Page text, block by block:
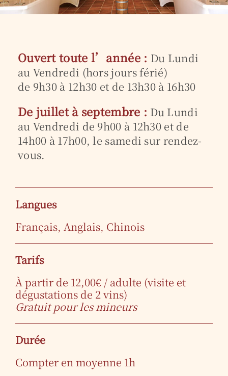
Ouvert toute l’année : Du Lundi
au Vendredi (hors jours férié)
de 9h30 à 12h30 et de 13h30 à 16h30
De juillet à septembre : Du Lundi
au Vendredi de 9h00 à 12h30 et de
14h00 à 17h00, le samedi sur rendez-
vous.
Langues
Français, Anglais, Chinois
Tarifs
À partir de 12,00€ / adulte (visite et
dégustations de 2 vins)
Gratuit pour les mineurs
Durée
Compter en moyenne 1h